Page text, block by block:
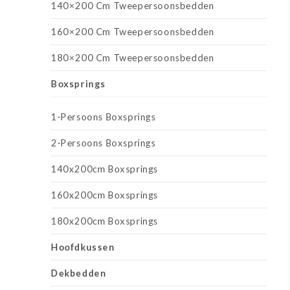
140×200 Cm Tweepersoonsbedden
160×200 Cm Tweepersoonsbedden
180×200 Cm Tweepersoonsbedden
Boxsprings
1-Persoons Boxsprings
2-Persoons Boxsprings
140x200cm Boxsprings
160x200cm Boxsprings
180x200cm Boxsprings
Hoofdkussen
Dekbedden